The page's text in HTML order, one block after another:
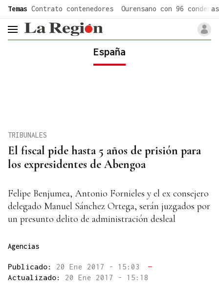
Temas Contrato contenedores Ourensano con 96 condenas
header.menu.open
España
El fiscal pide hasta 5 años de prisión para
los expresidentes de Abengoa
TRIBUNALES
Felipe Benjumea, Antonio Fornieles y el ex consejero
delegado Manuel Sánchez Ortega, serán juzgados por
un presunto delito de administración desleal
Agencias
Publicado: 20 Ene 2017 - 15:03
—
Actualizado: 20 Ene 2017 - 15:18